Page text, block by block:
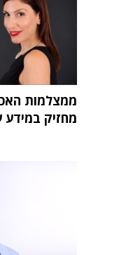
ממצלמות
מחזיק במידע